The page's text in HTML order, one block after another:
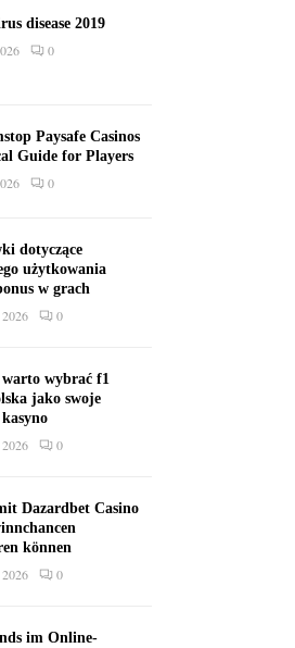
disease 2019
0
Paysafe Casinos
Guide for Players
0
dotyczące
użytkowania
w grach
0
warto wybrać f1
jako swoje
0
Dazardbet Casino
können
0
im Online-